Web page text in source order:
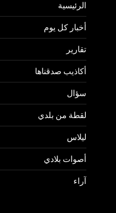
الرئيسية
أخبار كل يوم
تقارير
أكاذيب صدقناها
سؤال
لقطة من بلدي
ليلاس
أصوات بلادي
آراء